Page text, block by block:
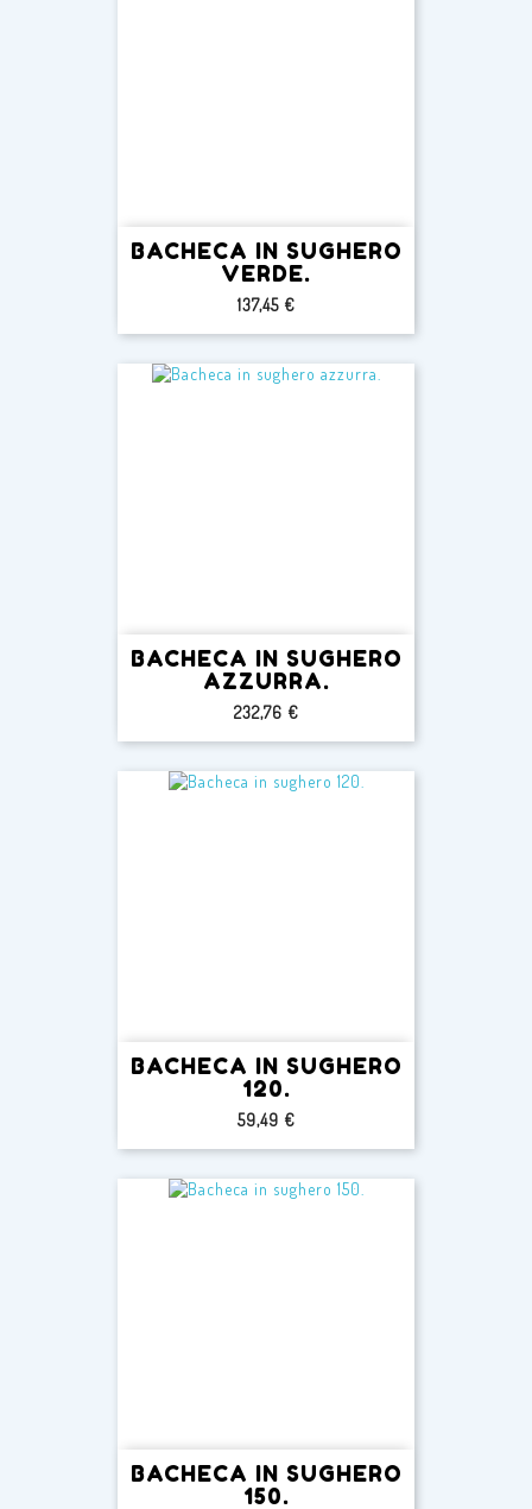
BACHECA IN SUGHERO
VERDE.
Prezzo
137,45 €
BACHECA IN SUGHERO
AZZURRA.
Prezzo
232,76 €
BACHECA IN SUGHERO
120.
Prezzo
59,49 €
BACHECA IN SUGHERO
150.